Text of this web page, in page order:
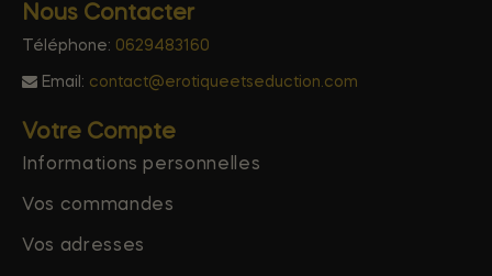
Nous Contacter
Téléphone: 0629483160
Email: contact@erotiqueetseduction.com
Votre Compte
Informations personnelles
Vos commandes
Vos adresses